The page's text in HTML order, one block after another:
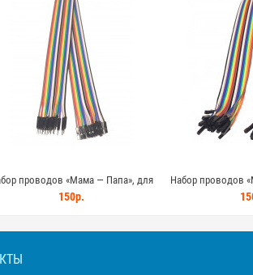
проводов «Мама — Папа», для
20шт, 40см для Arduino, STM32,
150р.
Набор проводов
Arduino, 20шт,